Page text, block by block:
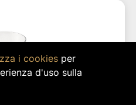
i cookiesper
d'uso sulla